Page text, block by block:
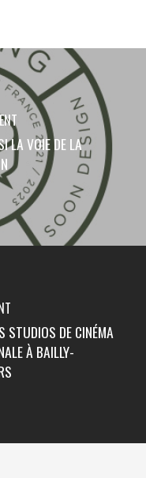
LA VOIE DE LA
STUDIOS DE CINÉMA
À BAILLY-